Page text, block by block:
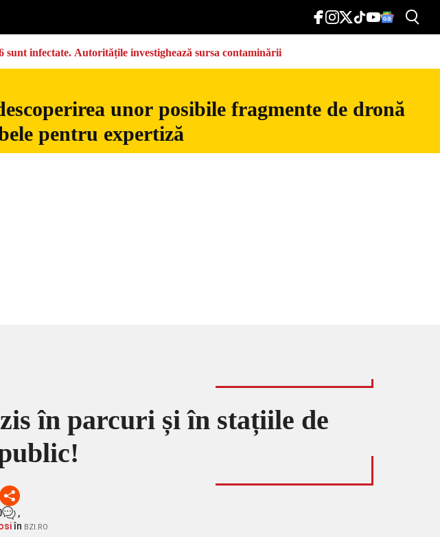
sunt infectate. Autoritățile investighează sursa contaminării
unor posibile fragmente de dronă
pentru expertiză
în parcuri și în stațiile de
,
în BZI.RO